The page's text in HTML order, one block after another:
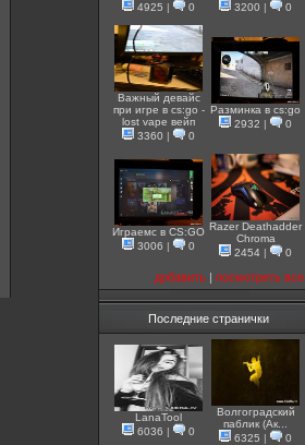
4925 | 0
3200 | 0
Важный девайс
при игре в cs:go -
lost vape вейп
3360 | 0
Разминка в cs:go
2932 | 0
Играемс в CS:GO
3006 | 0
Razer Deathadder
Chroma
2454 | 0
добавить | посмотреть все
Последние странички
LanaTool
6036 | 0
Волгоградский
паблик (Ак...
6325 | 0